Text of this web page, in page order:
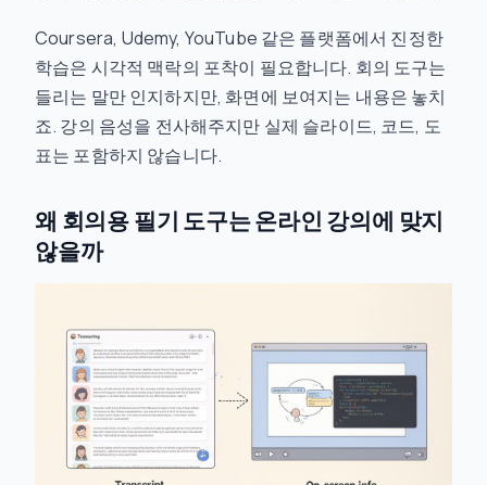
Coursera, Udemy, YouTube 같은 플랫폼에서 진정한
학습은 시각적 맥락의 포착이 필요합니다. 회의 도구는
들리는 말만 인지하지만, 화면에 보여지는 내용은 놓치
죠. 강의 음성을 전사해주지만 실제 슬라이드, 코드, 도
표는 포함하지 않습니다.
왜 회의용 필기 도구는 온라인 강의에 맞지
않을까